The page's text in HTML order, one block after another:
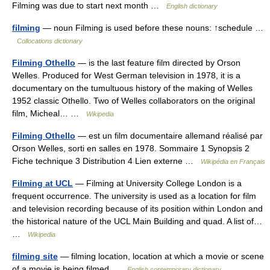
Filming was due to start next month … English dictionary
filming — noun Filming is used before these nouns: ↑schedule …
Collocations dictionary
Filming Othello — is the last feature film directed by Orson
Welles. Produced for West German television in 1978, it is a
documentary on the tumultuous history of the making of Welles
1952 classic Othello. Two of Welles collaborators on the original
film, Micheal… …
Wikipedia
Filming Othello — est un film documentaire allemand réalisé par
Orson Welles, sorti en salles en 1978. Sommaire 1 Synopsis 2
Fiche technique 3 Distribution 4 Lien externe …
Wikipédia en Français
Filming at UCL — Filming at University College London is a
frequent occurrence. The university is used as a location for film
and television recording because of its position within London and
the historical nature of the UCL Main Building and quad. A list of…
Wikipedia
filming site — filming location, location at which a movie or scene